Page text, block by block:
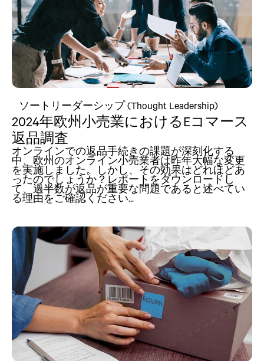
ソートリーダーシップ (Thought Leadership)
2024年欧州小売業におけるEコマース
返品調査
オンラインでの返品手続きの課題が深刻化する
中、欧州のオンライン小売業者は昨年大幅な変更
を実施しました。しかし、その効果はどれほどあ
ったのでしょうか？レポートをダウンロードし
て、過半数が返品が重要な問題であると述べてい
る理由をご確認ください...